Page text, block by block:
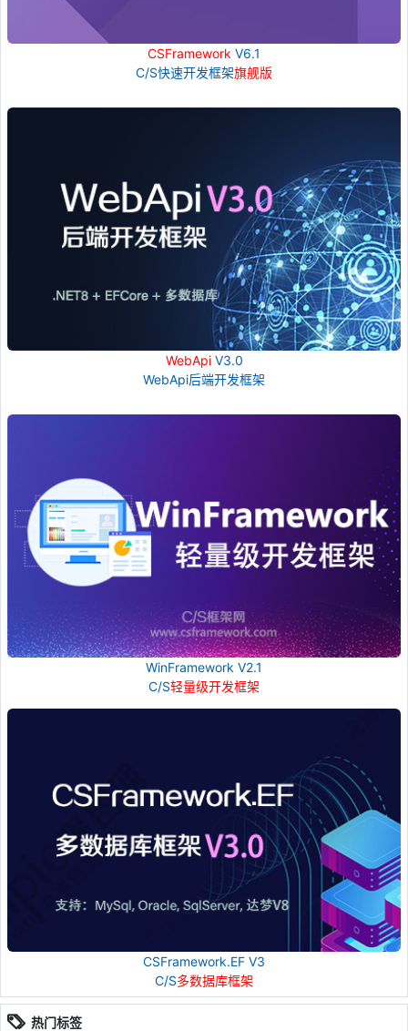
CSFramework V6.1
C/S快速开发框架旗舰版
WebApiV3.0
WebApi后端开发框架
WinFramework V2.1
C/S轻量级开发框架
CSFramework.EF V3
C/S多数据库框架
热门标签